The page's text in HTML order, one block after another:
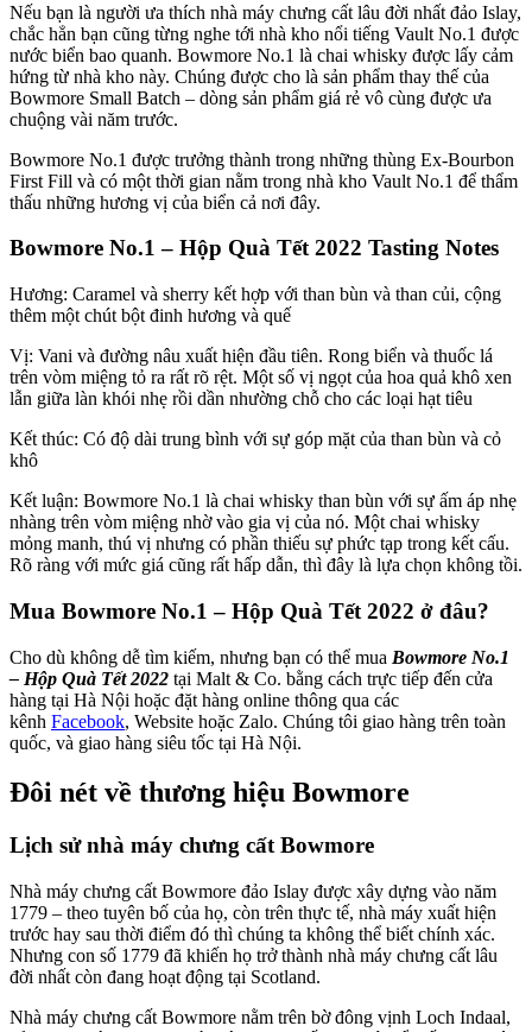
Nếu bạn là người ưa thích nhà máy chưng cất lâu đời nhất đảo Islay,
chắc hẳn bạn cũng từng nghe tới nhà kho nổi tiếng Vault No.1 được
nước biển bao quanh. Bowmore No.1 là chai whisky được lấy cảm
hứng từ nhà kho này. Chúng được cho là sản phẩm thay thế của
Bowmore Small Batch – dòng sản phẩm giá rẻ vô cùng được ưa
chuộng vài năm trước.
Bowmore No.1 được trưởng thành trong những thùng Ex-Bourbon
First Fill và có một thời gian nằm trong nhà kho Vault No.1 để thẩm
thấu những hương vị của biển cả nơi đây.
Bowmore No.1 – Hộp Quà Tết 2022 Tasting Notes
Hương: Caramel và sherry kết hợp với than bùn và than củi, cộng
thêm một chút bột đinh hương và quế
Vị: Vani và đường nâu xuất hiện đầu tiên. Rong biển và thuốc lá
trên vòm miệng tỏ ra rất rõ rệt. Một số vị ngọt của hoa quả khô xen
lẫn giữa làn khói nhẹ rồi dần nhường chỗ cho các loại hạt tiêu
Kết thúc: Có độ dài trung bình với sự góp mặt của than bùn và cỏ
khô
Kết luận: Bowmore No.1 là chai whisky than bùn với sự ấm áp nhẹ
nhàng trên vòm miệng nhờ vào gia vị của nó. Một chai whisky
mỏng manh, thú vị nhưng có phần thiếu sự phức tạp trong kết cấu.
Rõ ràng với mức giá cũng rất hấp dẫn, thì đây là lựa chọn không tồi.
Mua Bowmore No.1 – Hộp Quà Tết 2022 ở đâu?
Cho dù không dễ tìm kiếm, nhưng bạn có thể mua Bowmore No.1
– Hộp Quà Tết 2022 tại Malt & Co. bằng cách trực tiếp đến cửa
hàng tại Hà Nội hoặc đặt hàng online thông qua các
kênh Facebook, Website hoặc Zalo. Chúng tôi giao hàng trên toàn
quốc, và giao hàng siêu tốc tại Hà Nội.
Đôi nét về thương hiệu Bowmore
Lịch sử nhà máy chưng cất Bowmore
Nhà máy chưng cất Bowmore đảo Islay được xây dựng vào năm
1779 – theo tuyên bố của họ, còn trên thực tế, nhà máy xuất hiện
trước hay sau thời điểm đó thì chúng ta không thể biết chính xác.
Nhưng con số 1779 đã khiến họ trở thành nhà máy chưng cất lâu
đời nhất còn đang hoạt động tại Scotland.
Nhà máy chưng cất Bowmore nằm trên bờ đông vịnh Loch Indaal,